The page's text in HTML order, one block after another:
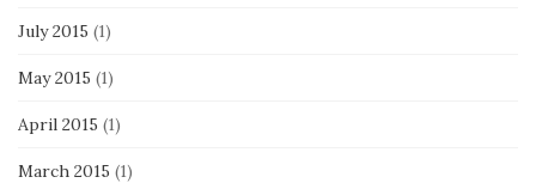
July 2015 (1)
May 2015 (1)
April 2015 (1)
March 2015 (1)